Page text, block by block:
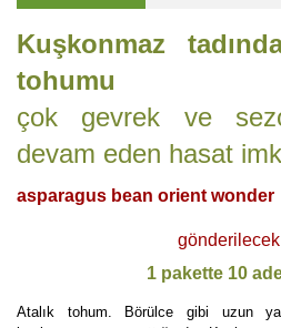
Kuşkonmaz
tohumu
çok gevrek ve
devam eden hasat
asparagus bean orient wonder
1 pakette 10
Atalık tohum. Börülce gibi uzun